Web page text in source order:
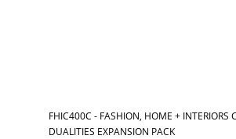
FHIC400C - FASHION, HOME + INTERIORS
DUALITIES EXPANSION PACK